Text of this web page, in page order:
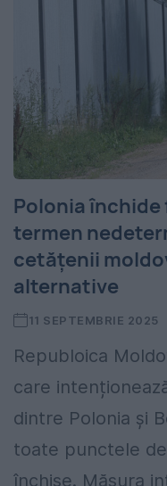
Polonia
termen
cetățenii
alternative
11 SEPTEMBRIE 2025
Republoica
care
dintre Polonia și
toate punctele
închise. Măsura